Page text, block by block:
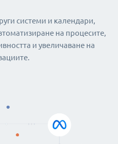
системи и календари,
на процесите,
и увеличаване на